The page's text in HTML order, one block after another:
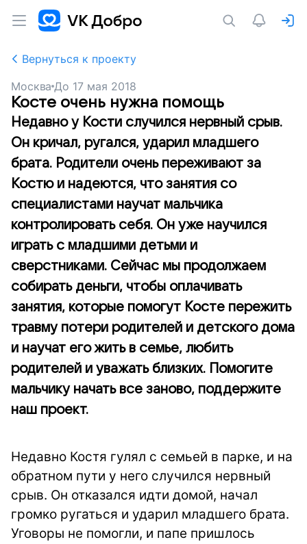
Вернуться к проекту
Москва До 17 мая 2018
Косте очень нужна помощь
Недавно у Кости случился нервный срыв.
Он кричал, ругался, ударил младшего
брата. Родители очень переживают за
Костю и надеются, что занятия со
специалистами научат мальчика
контролировать себя. Он уже научился
играть с младшими детьми и
сверстниками. Сейчас мы продолжаем
собирать деньги, чтобы оплачивать
занятия, которые помогут Косте пережить
травму потери родителей и детского дома
и научат его жить в семье, любить
родителей и уважать близких. Помогите
мальчику начать все заново, поддержите
наш проект.
Недавно Костя гулял с семьей в парке, и на
обратном пути у него случился нервный
срыв. Он отказался идти домой, начал
громко ругаться и ударил младшего брата.
Уговоры не помогли, и папе пришлось